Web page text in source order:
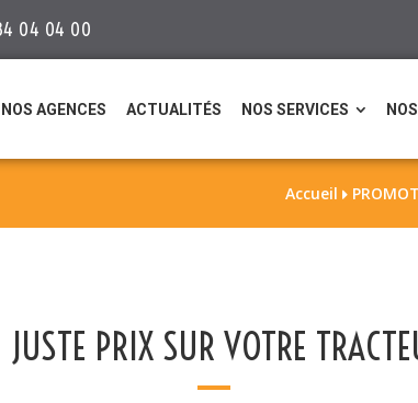
04 04 00
NOS AGENCES ACTUALITÉS NOS SERVICES
Accueil 
PRIX SUR VOTRE